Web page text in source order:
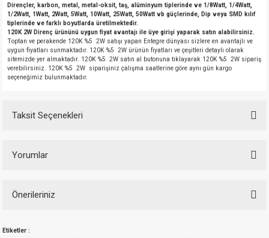
Dirençler, karbon, metal, metal-oksit, taş, alüminyum tiplerinde ve 1/8Watt, 1/4Watt,
1/2Watt, 1Watt, 2Watt, 5Watt, 10Watt, 25Watt, 50Watt vb güçlerinde, Dip veya SMD kılıf
tiplerinde ve farklı boyutlarda üretilmektedir.
120K 2W Direnç ürününü uygun fiyat avantajı ile üye girişi yaparak satın alabilirsiniz.
Toptan ve perakende 120K %5 2W satışı yapan Entegre dünyası sizlere en avantajlı ve
uygun fiyatları sunmaktadır. 120K %5 2W ürünün fiyatları ve çeşitleri detaylı olarak
sitemizde yer almaktadır. 120K %5 2W satın al butonuna tıklayarak 120K %5 2W sipariş
verebilirsiniz. 120K %5 2W siparişiniz çalışma saatlerine göre aynı gün kargo
seçeneğimiz bulunmaktadır.
Taksit Seçenekleri
Yorumlar
Önerileriniz
yetersiz gördüğünüz noktaları öneri formunu kullanarak tarafımıza
Etiketler :